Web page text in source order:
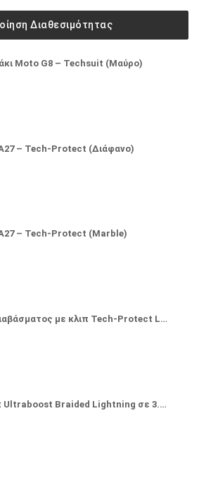
Διαθεσιμότητας
Moto G8 – Techsuit (Μαύρο)
– Tech-Protect (Διάφανο)
– Tech-Protect (Marble)
Φωτιστικό Διαβάσματος με κλιπ Tech-Protect LL100
Tech-Protect Ultraboost Braided Lightning σε 3.5mm 1m (Μαύρο)